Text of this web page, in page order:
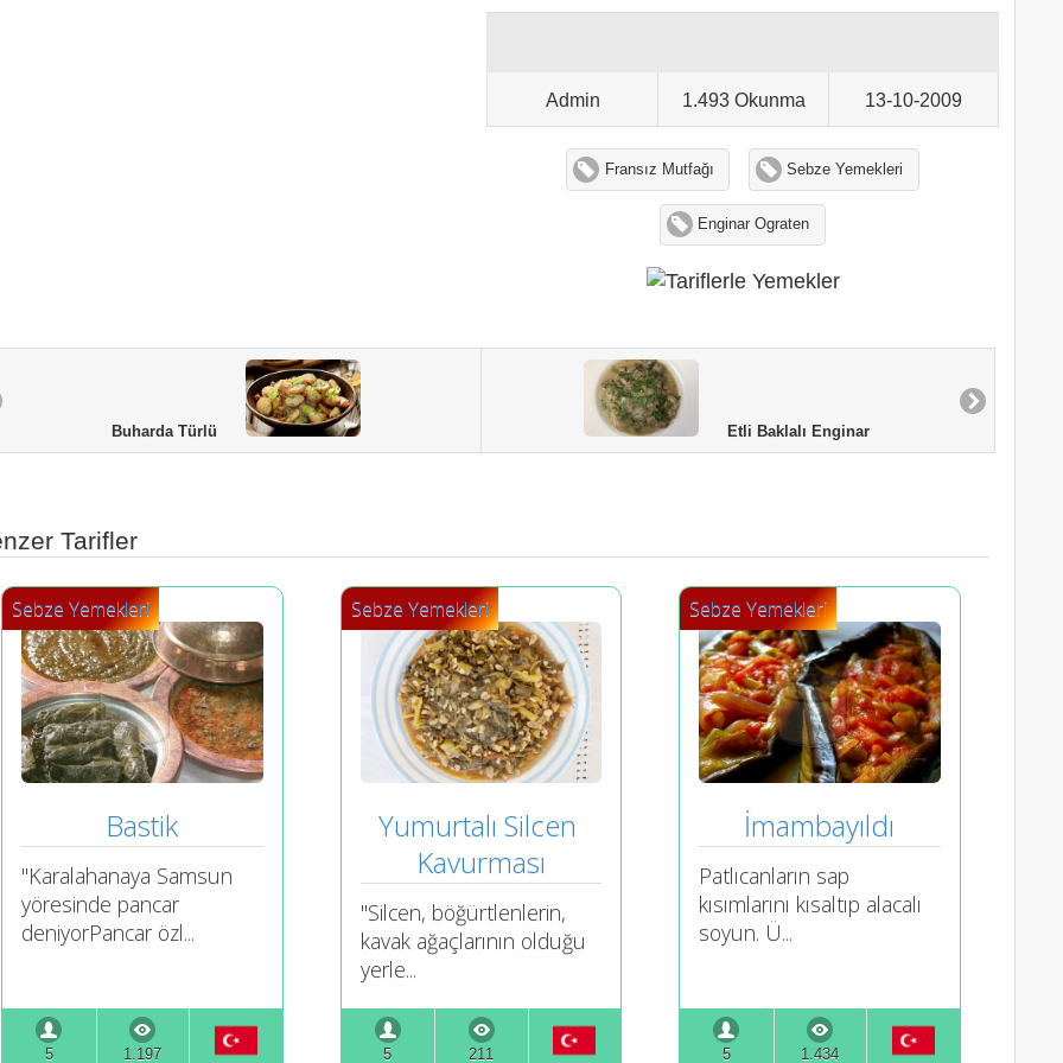
Admin 1.493 Okunma 13-10-2009
Fransız Mutfağı Sebze Yemekleri
Enginar Ograten
Buharda Türlü Etli Baklalı Enginar
Tarifler
Bastik
"Karalahanaya Samsun
yöresinde pancar
deniyorPancar özl...
Sebze Yemekleri
5 1.197
Yumurtalı Silcen
Kavurması
"Silcen, böğürtlenlerin,
kavak ağaçlarının olduğu
yerle...
Sebze Yemekleri
5 211
İmambayıldı
Patlıcanların sap
kısımlarını kısaltıp alacalı
soyun. Ü...
Sebze Yemekleri
5 1.434